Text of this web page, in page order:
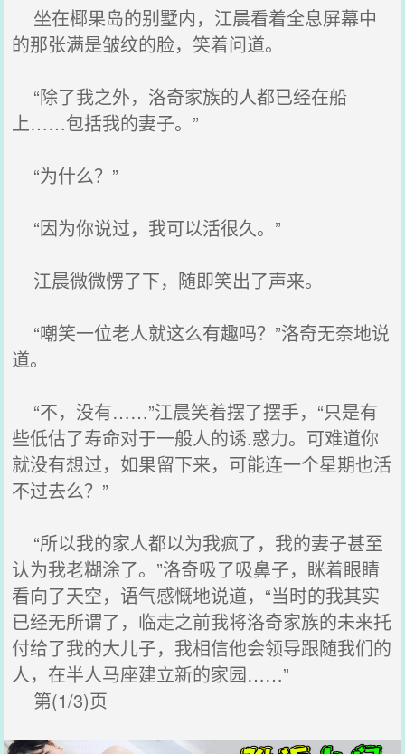
坐在椰果岛的别墅内，江晨看着全息屏幕中
的那张满是皱纹的脸，笑着问道。
“除了我之外，洛奇家族的人都已经在船
上……包括我的妻子。”
“为什么？”
“因为你说过，我可以活很久。”
江晨微微愣了下，随即笑出了声来。
“嘲笑一位老人就这么有趣吗？”洛奇无奈地说
道。
“不，没有……”江晨笑着摆了摆手，“只是有
些低估了寿命对于一般人的诱.惑力。可难道你
就没有想过，如果留下来，可能连一个星期也活
不过去么？”
“所以我的家人都以为我疯了，我的妻子甚至
认为我老糊涂了。”洛奇吸了吸鼻子，眯着眼睛
看向了天空，语气感慨地说道，“当时的我其实
已经无所谓了，临走之前我将洛奇家族的未来托
付给了我的大儿子，我相信他会领导跟随我们的
人，在半人马座建立新的家园……”
第(1/3)页